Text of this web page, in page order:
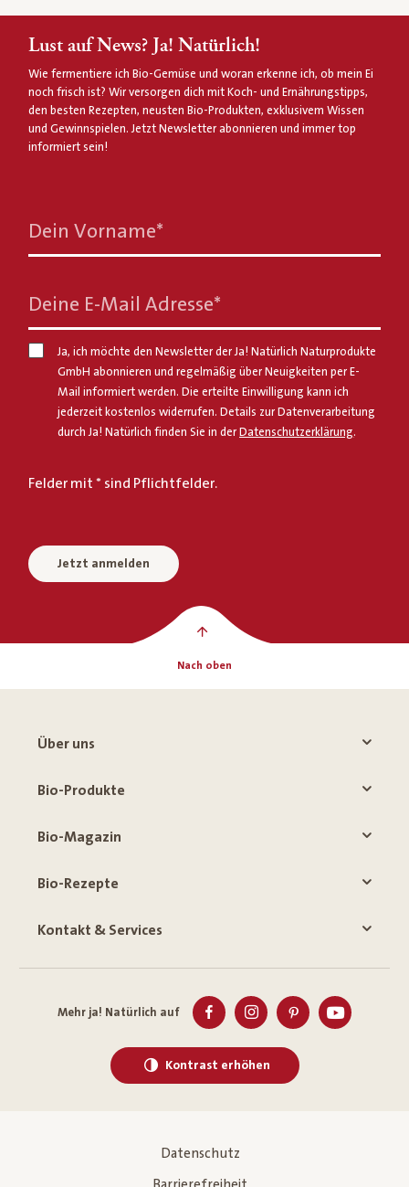
Lust auf News? Ja! Natürlich!
Wie fermentiere ich Bio-Gemüse und woran erkenne ich, ob mein Ei
noch frisch ist? Wir versorgen dich mit Koch- und Ernährungstipps,
den besten Rezepten, neusten Bio-Produkten, exklusivem Wissen
und Gewinnspielen. Jetzt Newsletter abonnieren und immer top
informiert sein!
Dein Vorname*
Deine E-Mail Adresse*
Ja, ich möchte den Newsletter der Ja! Natürlich Naturprodukte
GmbH abonnieren und regelmäßig über Neuigkeiten per E-
Mail informiert werden. Die erteilte Einwilligung kann ich
jederzeit kostenlos widerrufen. Details zur Datenverarbeitung
durch Ja! Natürlich finden Sie in der Datenschutzerklärung.
Felder mit * sind Pflichtfelder.
Jetzt anmelden
Nach oben
Über uns
Bio-Produkte
Bio-Magazin
Bio-Rezepte
Kontakt & Services
Mehr ja! Natürlich auf
Kontrast erhöhen
Datenschutz